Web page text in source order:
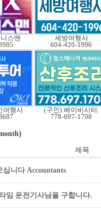
스맨
세방여행사
604-420-1996
여행사
(구인) 베이비시터.
778-697-1708
제목
십니다 Accountants
임 운전기사님을 구합니다.